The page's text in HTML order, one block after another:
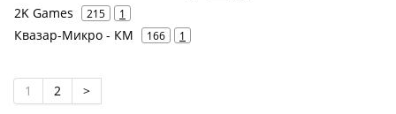
2K Games 215 1
Квазар-Микро - КМ 166 1
1 2 >